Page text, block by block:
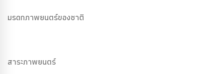
มรดกภาพยนตร์ของชาติ
สาระภาพยนตร์